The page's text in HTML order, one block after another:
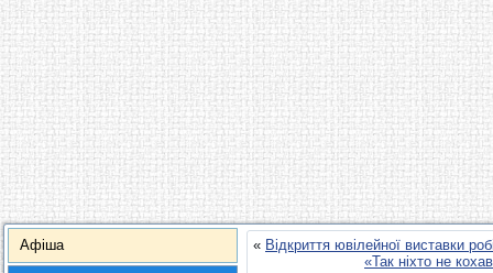
Афіша « Відкриття ювілейної виставки
«Так ніхто не